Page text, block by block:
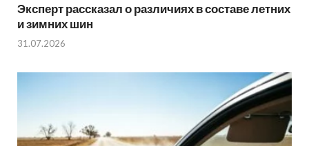
Эксперт рассказал о различиях в составе летних
и зимних шин
31.07.2026